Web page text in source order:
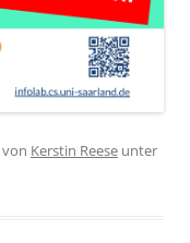
von Kerstin Reese unter